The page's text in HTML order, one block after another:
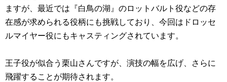
ますが、最近では『白鳥の湖』のロットバルト役などの存
在感が求められる役柄にも挑戦しており、今回はドロッセ
ルマイヤー役にもキャスティングされています。
王子役が似合う栗山さんですが、演技の幅を広げ、さらに
飛躍することが期待されます。